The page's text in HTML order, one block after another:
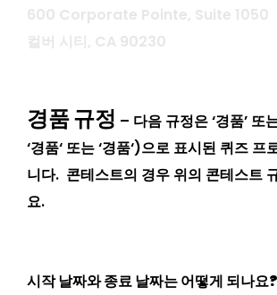
600 Corporate Pointe, Suite 1050
컬버 시티, CA 90230
경품 규정 – 다음 규정은 ‘경품’ 또
‘경품‘ 또는 ‘경품‘)으로 표시된 퀴즈 프
니다. 콘테스트의 경우 위의 콘테스트
요.
시작 날짜와 종료 날짜는 어떻게 되나요?